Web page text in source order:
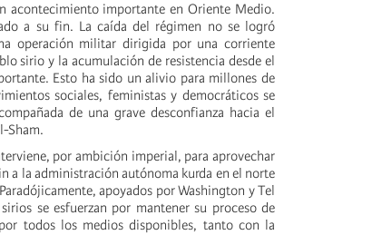
acontecimiento importante en Oriente Medio.
a su fin. La caída del régimen no se logró
operación militar dirigida por una corriente
sirio y la acumulación de resistencia desde el
Esto ha sido un alivio para millones de
sociales, feministas y democráticos se
de una grave desconfianza hacia el
Sham.
por ambición imperial, para aprovechar
a la administración autónoma kurda en el norte
apoyados por Washington y Tel
se esfuerzan por mantener su proceso de
todos los medios disponibles, tanto con la